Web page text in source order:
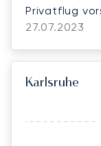
Privatflug
27.07.2023
Karlsruhe